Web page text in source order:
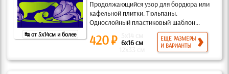
↹ от 5x14см и более
Продолжающийся узор для бордюра или
кафельной плитки. Тюльпаны.
Однослойный пластиковый шаблон...
420 ₽ 6x16 см
ЕЩЕ РАЗМЕРЫ
И ВАРИАНТЫ